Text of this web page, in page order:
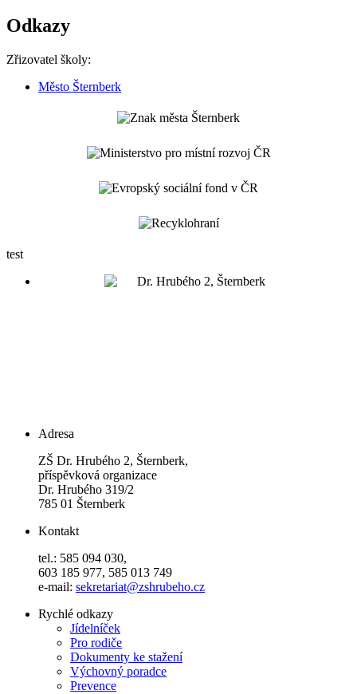
Odkazy
Zřizovatel školy:
Město Šternberk
test
Adresa
ZŠ Dr. Hrubého 2, Šternberk,
příspěvková organizace
Dr. Hrubého 319/2
785 01 Šternberk
Kontakt
tel.: 585 094 030,
603 185 977, 585 013 749
e-mail: sekretariat@zshrubeho.cz
Rychlé odkazy
Jídelníček
Pro rodiče
Dokumenty ke stažení
Výchovný poradce
Prevence